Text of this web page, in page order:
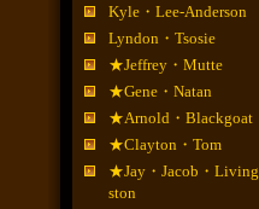
Kyle・Lee-Anderson
Lyndon・Tsosie
★Jeffrey・Mutte
★Gene・Natan
★Arnold・Blackgoat
★Clayton・Tom
★Jay・Jacob・Living
ston